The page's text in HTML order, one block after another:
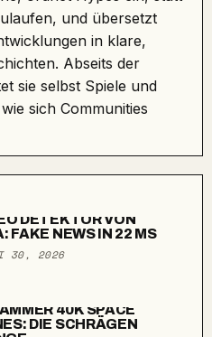
und übersetzt
in klare,
Abseits der
sie selbst Spiele und
sich Communities
DETEKTOR VON
FAKE NEWS IN 22 MS
30, 2026
40K SPACE
DIE SCHRÄGEN